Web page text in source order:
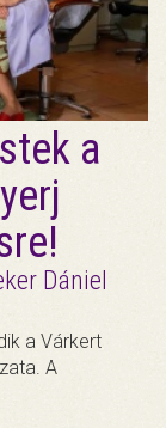
a
Dániel
a Várkert
A